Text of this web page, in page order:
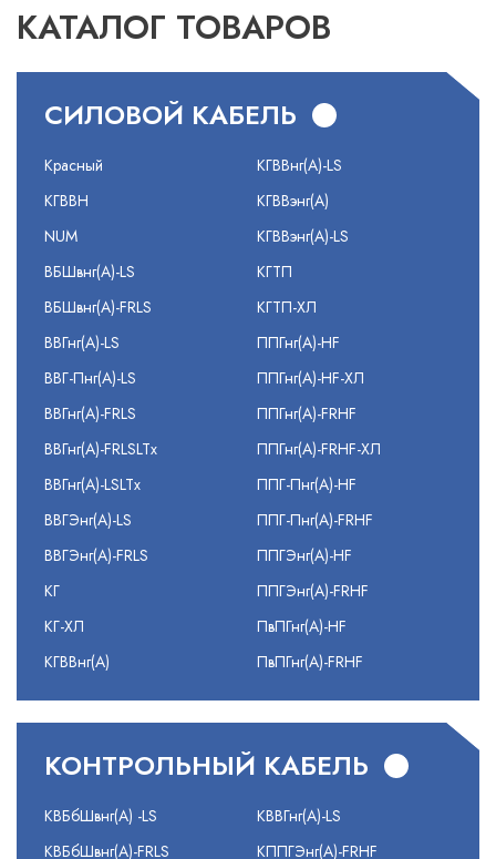
КАТАЛОГ ТОВАРОВ
СИЛОВОЙ КАБЕЛЬ
Красный
КГВВН
NUM
ВБШвнг(А)-LS
ВБШвнг(А)-FRLS
ВВГнг(А)-LS
ВВГ-Пнг(А)-LS
ВВГнг(А)-FRLS
ВВГнг(А)-FRLSLTx
ВВГнг(А)-LSLTx
ВВГЭнг(А)-LS
ВВГЭнг(А)-FRLS
КГ
КГ-ХЛ
КГВВнг(А)
КГВВнг(А)-LS
КГВВэнг(А)
КГВВэнг(А)-LS
КГТП
КГТП-ХЛ
ППГнг(А)-HF
ППГнг(А)-HF-ХЛ
ППГнг(А)-FRHF
ППГнг(А)-FRHF-ХЛ
ППГ-Пнг(А)-HF
ППГ-Пнг(А)-FRHF
ППГЭнг(А)-HF
ППГЭнг(А)-FRHF
ПвПГнг(А)-HF
ПвПГнг(А)-FRHF
КОНТРОЛЬНЫЙ КАБЕЛЬ
КВБбШвнг(А) -LS
КВБбШвнг(А)-FRLS
КВВГнг(А)-LS
КППГЭнг(А)-FRHF